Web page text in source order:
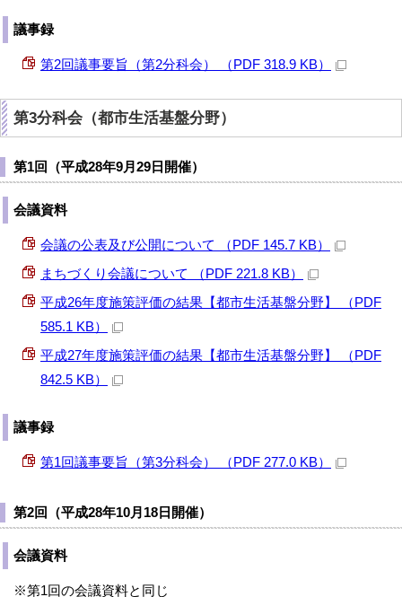
議事録
第2回議事要旨（第2分科会） （PDF 318.9 KB）
第3分科会（都市生活基盤分野）
第1回（平成28年9月29日開催）
会議資料
会議の公表及び公開について （PDF 145.7 KB）
まちづくり会議について （PDF 221.8 KB）
平成26年度施策評価の結果【都市生活基盤分野】 （PDF
585.1 KB）
平成27年度施策評価の結果【都市生活基盤分野】 （PDF
842.5 KB）
議事録
第1回議事要旨（第3分科会） （PDF 277.0 KB）
第2回（平成28年10月18日開催）
会議資料
※第1回の会議資料と同じ